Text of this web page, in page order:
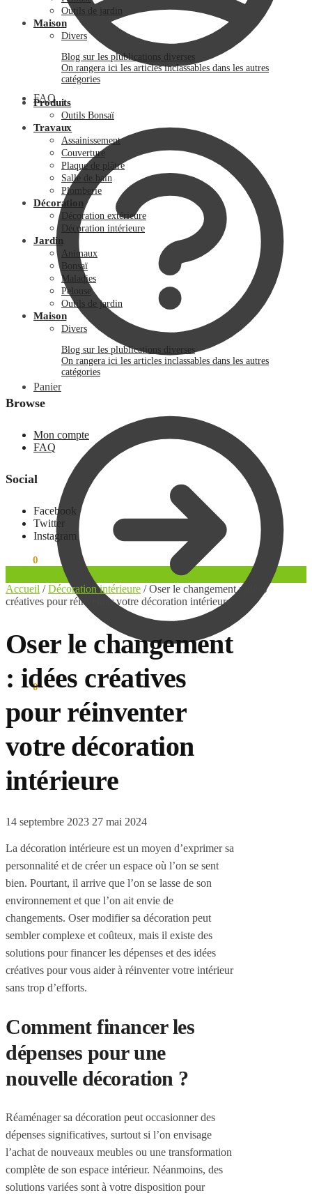
FAQ
Panier
0.00€ 0
Outils de jardin
Maison
Divers
Blog sur les plublications diverses
On rangera ici les articles inclassables dans les autres
catégories
Produits
Outils Bonsaï
Travaux
Assainissement
Couverture
Plaque de plâtre
Salle de bain
Plomberie
Décoration
Décoration extérieure
Décoration intérieure
Jardin
Animaux
Bonsaï
Maladies
Pelouse
Outils de jardin
Maison
Divers
Blog sur les plublications diverses
On rangera ici les articles inclassables dans les autres
catégories
Browse
Mon compte
FAQ
Social
Facebook
Twitter
Instagram
0
Accueil /Décoration intérieure /Oser le changement : idées
créatives pour réinventer votre décoration intérieure
Oser le changement
: idées créatives
pour réinventer
votre décoration
intérieure
14 septembre 2023 27 mai 2024
La décoration intérieure est un moyen d’exprimer sa
personnalité et de créer un espace où l’on se sent
bien. Pourtant, il arrive que l’on se lasse de son
environnement et que l’on ait envie de
changements. Oser modifier sa décoration peut
sembler complexe et coûteux, mais il existe des
solutions pour financer les dépenses et des idées
créatives pour vous aider à réinventer votre intérieur
sans trop d’efforts.
Comment financer les
dépenses pour une
nouvelle décoration ?
Réaménager sa décoration peut occasionner des
dépenses significatives, surtout si l’on envisage
l’achat de nouveaux meubles ou une transformation
complète de son espace intérieur. Néanmoins, des
solutions variées sont à votre disposition pour